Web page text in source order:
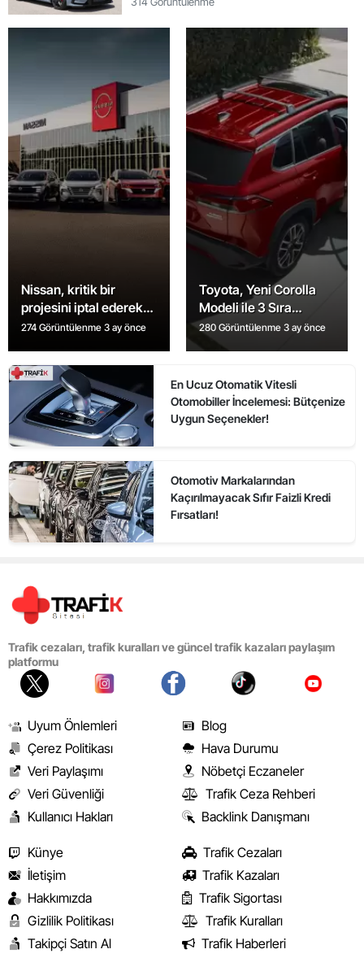
Nissan, kritik bir
projesini iptal ederek
planlarını değiştirdi
274 Görüntülenme 3 ay önce
Toyota, Yeni Corolla
Modeli ile 3 Sıra
Koltuklu Araçları
Piyasaya Sürüyor
280 Görüntülenme 3 ay önce
En Ucuz Otomatik Vitesli
Otomobiller İncelemesi: Bütçenize
Uygun Seçenekler!
Otomotiv Markalarından
Kaçırılmayacak Sıfır Faizli Kredi
Fırsatları!
Trafik cezaları, trafik kuralları ve güncel trafik kazaları paylaşım
platformu
Uyum Önlemleri
Çerez Politikası
Veri Paylaşımı
Veri Güvenliği
Kullanıcı Hakları
Blog
Hava Durumu
Nöbetçi Eczaneler
Trafik Ceza Rehberi
Backlink Danışmanı
Künye
İletişim
Hakkımızda
Gizlilik Politikası
Takipçi Satın Al
Trafik Cezaları
Trafik Kazaları
Trafik Sigortası
Trafik Kuralları
Trafik Haberleri